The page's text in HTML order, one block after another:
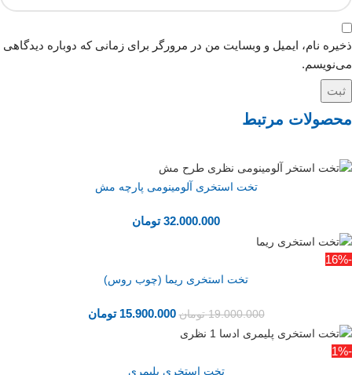
ذخیره نام، ایمیل و وبسایت من در مرورگر برای زمانی که دوباره دیدگاهی
می‌نویسم.
محصولات مرتبط
تخت استخری آلومینومی پارچه مش
32.000.000 تومان
-16%
تخت استخری ریما (چوب روس)
19.000.000 تومان 15.900.000 تومان
-1%
تخت استخری پلیمری